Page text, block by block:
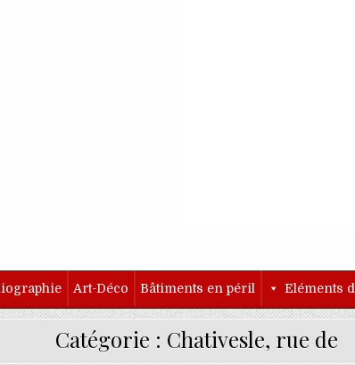
Art-Déco Bâtiments en péril Eléments
Catégorie : Chativesle, rue de